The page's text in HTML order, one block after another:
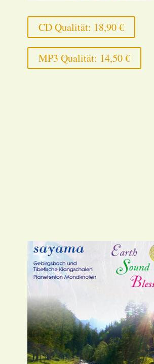
CD Qualität: 18,90 €
MP3 Qualität: 14,50 €